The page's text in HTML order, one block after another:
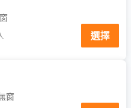
選擇
窗